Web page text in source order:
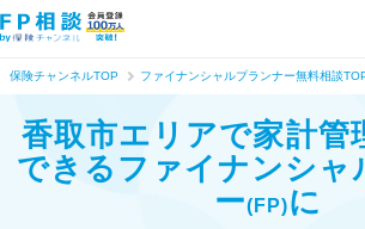
保険チャンネルTOP ファイナンシャルプランナー無料相談
香取市エリアで家計管
できる ファイナンシャ
ー(FP)に